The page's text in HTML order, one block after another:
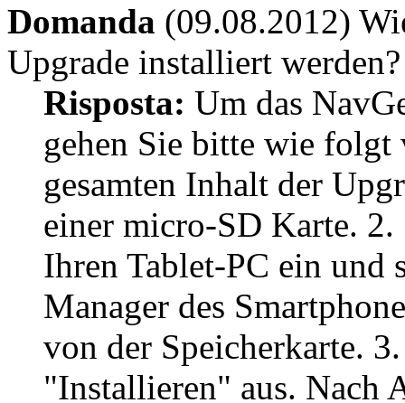
Domanda (09.08.2012)
Upgrade installiert werden?
Risposta: Um das
gehen Sie bitte wie
gesamten Inhalt der
einer micro-SD Karte. 2.
Ihren Tablet-PC ein und
Manager des
von der Speicherkarte.
"Installieren" aus. Nach